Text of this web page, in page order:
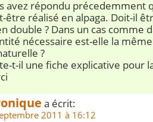
avez répondu précedemment
être réalisé en alpaga. Doit-il
double ? Dans un cas comme
nécessaire est-elle la
?
t-il une fiche explicative pour
a écrit:
2011 à 16:12